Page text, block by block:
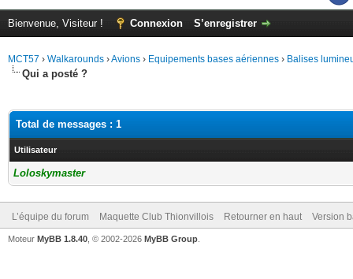
Bienvenue, Visiteur ! Connexion S’enregistrer
MCT57 › Walkarounds ›Avions › Equipements bases aériennes › Balises
Qui a posté ?
Total de messages : 1
Utilisateur
Loloskymaster
L’équipe du forum Maquette Club Thionvillois Retourner en haut Version
Moteur MyBB 1.8.40 , © 2002-2026 MyBB Group